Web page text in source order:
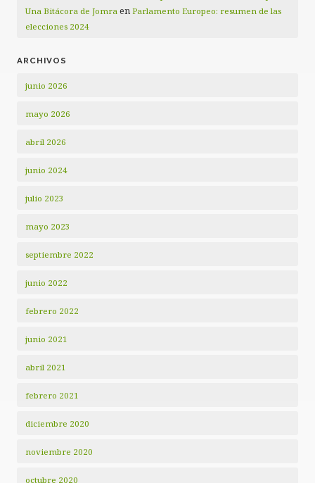
Una Bitácora de Jomra en Parlamento Europeo: resumen de las
elecciones 2024
ARCHIVOS
junio 2026
mayo 2026
abril 2026
junio 2024
julio 2023
mayo 2023
septiembre 2022
junio 2022
febrero 2022
junio 2021
abril 2021
febrero 2021
diciembre 2020
noviembre 2020
octubre 2020